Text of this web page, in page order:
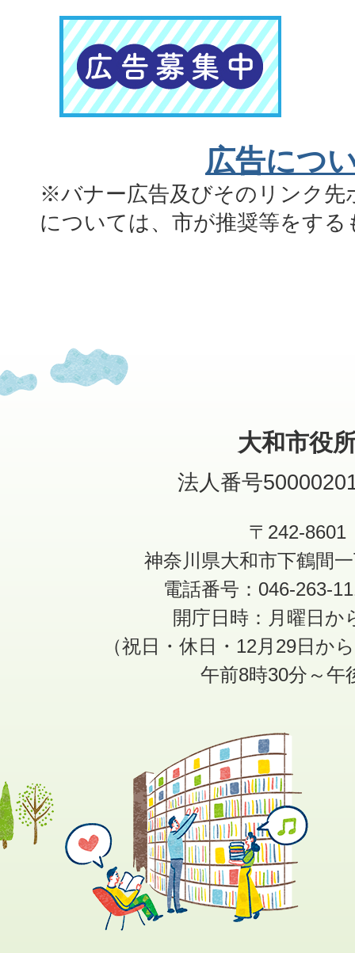
広告につ
※バナー広告及びそのリンク先
については、市が推奨等をす
大和市役
法人番号
〒242-8601
神奈川県大和市下鶴間
電話番号：046-263-
開庁日時：月曜日か
（祝日・休日・12月29日か
午前8時30分～午